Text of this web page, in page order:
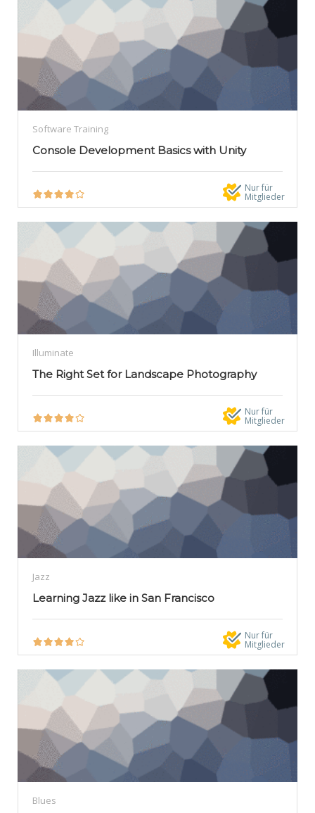
Software Training
Console Development Basics with Unity
Nur für
Mitglieder
Illuminate
The Right Set for Landscape Photography
Nur für
Mitglieder
Jazz
Learning Jazz like in San Francisco
Nur für
Mitglieder
Blues